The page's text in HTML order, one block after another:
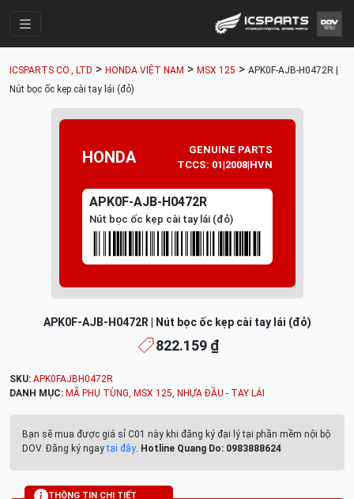
Parts Catalogue
Mã Phụ Tùng
Tài khoản
ICSPARTS CO., LTD > HONDA VIỆT NAM > MSX 125 > APK0F-AJB-H0472R |
Nút bọc ốc kẹp cài tay lái (đỏ)
HONDA
GENUINE PARTS
TCCS: 01|2008|HVN
APK0F-AJB-H0472R
Nút bọc ốc kẹp cài tay lái (đỏ)
APK0F-AJB-H0472R | Nút bọc ốc kẹp cài tay lái (đỏ)
822.159 ₫
SKU: APK0FAJBH0472R
DANH MỤC: MÃ PHỤ TÙNG, MSX 125, NHỰA ĐẦU - TAY LÁI
Bạn sẽ mua được giá sỉ C01 này khi đăng ký đại lý tại phần mềm nội bộ
DOV. Đăng ký ngaytại đây. Hotline Quang Do: 0983888624
THÔNG TIN CHI TIẾT